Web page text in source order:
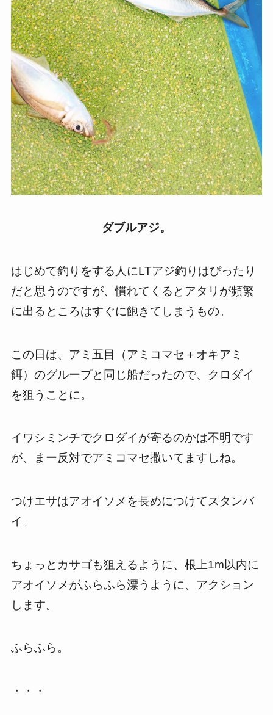
ダブルアジ。
はじめて釣りをする人にLTアジ釣りはぴったり
だと思うのですが、慣れてくるとアタリが頻繁
に出るところはすぐに飽きてしまうもの。
この日は、アミ五目（アミコマセ＋オキアミ
餌）のグループと同じ船だったので、クロダイ
を狙うことに。
イワシミンチでクロダイが寄るのかは不明です
が、まー反対でアミコマセ撒いてますしね。
つけエサはアオイソメを長めにつけてスタンバ
イ。
ちょっとカサゴも狙えるように、根上1m以内に
アオイソメがふらふら漂うように、アクション
します。
ふらふら。
・・・